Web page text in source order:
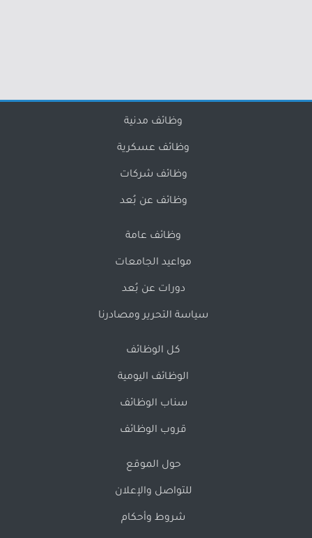
وظائف مدنية
وظائف عسكرية
وظائف شركات
وظائف عن بُعد
وظائف عامة
مواعيد الجامعات
دورات عن بُعد
سياسة التحرير ومصادرنا
كل الوظائف
الوظائف اليومية
سناب الوظائف
قروب الوظائف
حول الموقع
للتواصل والإعلان
شروط وأحكام